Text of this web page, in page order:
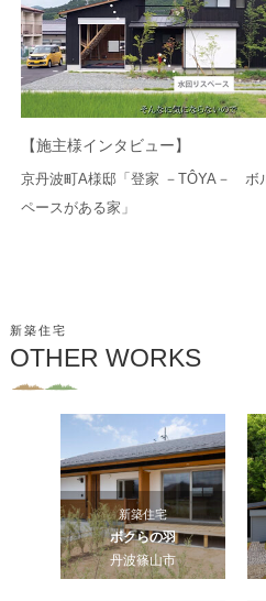
【施主様インタビュー】
京丹波町A様邸「登家 －TÔYA－ ボ
ペースがある家」
新築住宅
OTHER WORKS
新築住宅
ボクらの羽
丹波篠山市